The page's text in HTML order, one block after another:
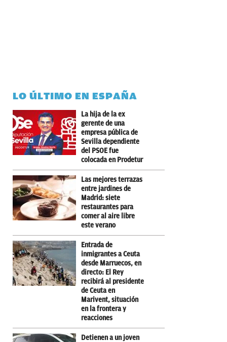
LO ÚLTIMO EN ESPAÑA
La hija de la ex
gerente de una
empresa pública de
Sevilla dependiente
del PSOE fue
colocada en Prodetur
Las mejores terrazas
entre jardines de
Madrid: siete
restaurantes para
comer al aire libre
este verano
Entrada de
inmigrantes a Ceuta
desde Marruecos, en
directo: El Rey
recibirá al presidente
de Ceuta en
Marivent, situación
en la frontera y
reacciones
Detienen a un joven